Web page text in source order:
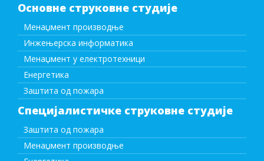
Основне струковне студије
Менаџмент производње
Инжењерска информатика
Менаџмент у електротехници
Енергетика
Заштита од пожара
Специјалистичке струковне студије
Заштита од пожара
Менаџмент производње